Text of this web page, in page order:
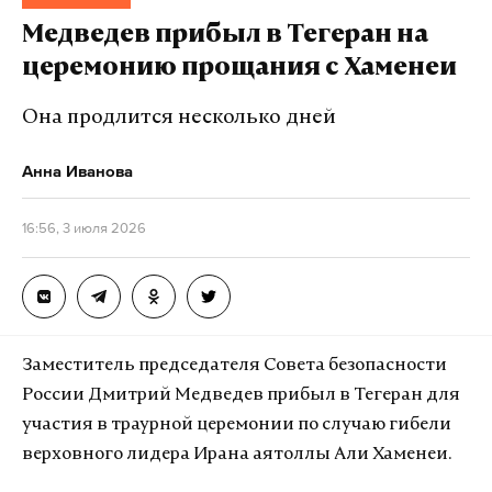
#4 июля #сша #трамп #владимир познер
# майкл бом # день независимости
законопроект об увеличении страхового
покрытия по долгосрочным вкладам с 1,4 до 2
миллиона рублей.
Подпишитесь на Daily Storm в
работает там, где тормозит интернет.
А еще мы есть в
Макс
#вклады #центробанк # деньги
Медведев прибыл в Тегеран на
церемонию прощания с Хаменеи
Она продлится несколько дней
Анна Иванова
16:56, 3 июля 2026
Заместитель председателя Совета безопасности
России Дмитрий Медведев прибыл в Тегеран для
участия в траурной церемонии по случаю гибели
верховного лидера Ирана аятоллы Али Хаменеи.